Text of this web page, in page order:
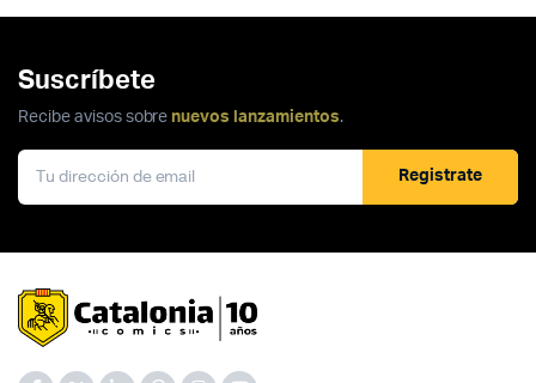
Suscríbete
Recibe avisos sobre nuevos lanzamientos.
Registrate